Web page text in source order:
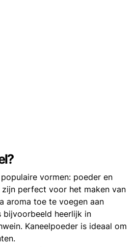
vormen: poeder en
zijn perfect voor het maken van
aroma toe te voegen aan
bijvoorbeeld heerlijk in
Kaneelpoeder is ideaal om